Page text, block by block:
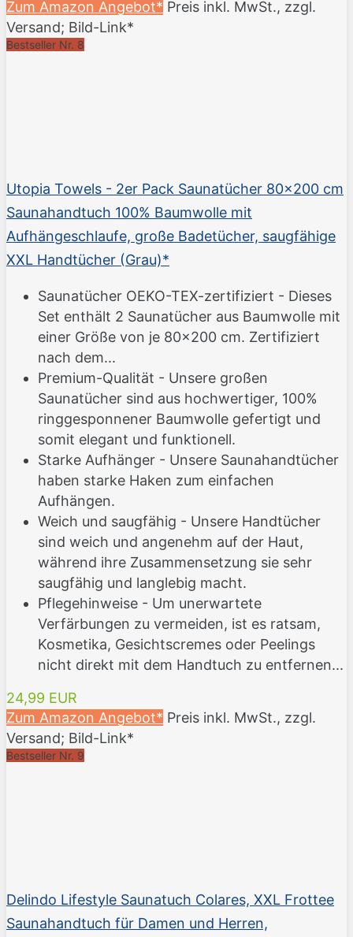
Zum Amazon Angebot* Preis inkl. MwSt., zzgl.
Versand; Bild-Link*
Bestseller Nr. 8
Utopia Towels - 2er Pack Saunatücher 80x200 cm
Saunahandtuch 100% Baumwolle mit
Aufhängeschlaufe, große Badetücher, saugfähige
XXL Handtücher (Grau)*
Saunatücher OEKO-TEX-zertifiziert - Dieses
Set enthält 2 Saunatücher aus Baumwolle mit
einer Größe von je 80x200 cm. Zertifiziert
nach dem...
Premium-Qualität - Unsere großen
Saunatücher sind aus hochwertiger, 100%
ringgesponnener Baumwolle gefertigt und
somit elegant und funktionell.
Starke Aufhänger - Unsere Saunahandtücher
haben starke Haken zum einfachen
Aufhängen.
Weich und saugfähig - Unsere Handtücher
sind weich und angenehm auf der Haut,
während ihre Zusammensetzung sie sehr
saugfähig und langlebig macht.
Pflegehinweise - Um unerwartete
Verfärbungen zu vermeiden, ist es ratsam,
Kosmetika, Gesichtscremes oder Peelings
nicht direkt mit dem Handtuch zu entfernen...
24,99 EUR
Zum Amazon Angebot* Preis inkl. MwSt., zzgl.
Versand; Bild-Link*
Bestseller Nr. 9
Delindo Lifestyle Saunatuch Colares, XXL Frottee
Saunahandtuch für Damen und Herren,